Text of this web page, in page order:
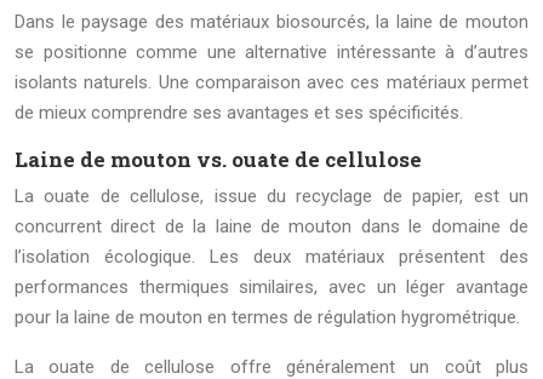
Dans le paysage des matériaux biosourcés, la laine de mouton
se positionne comme une alternative intéressante à d’autres
isolants naturels. Une comparaison avec ces matériaux permet
de mieux comprendre ses avantages et ses spécificités.
Laine de mouton vs. ouate de cellulose
La ouate de cellulose, issue du recyclage de papier, est un
concurrent direct de la laine de mouton dans le domaine de
l’isolation écologique. Les deux matériaux présentent des
performances thermiques similaires, avec un léger avantage
pour la laine de mouton en termes de régulation hygrométrique.
La ouate de cellulose offre généralement un coût plus